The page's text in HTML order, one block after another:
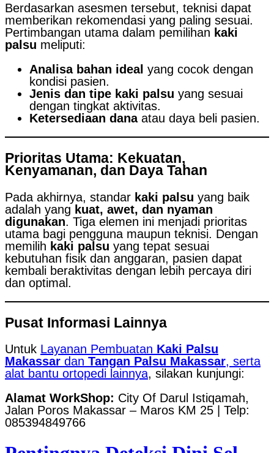
Berdasarkan asesmen tersebut, teknisi dapat
memberikan rekomendasi yang paling sesuai.
Pertimbangan utama dalam pemilihan kaki
palsu meliputi:
Analisa bahan ideal yang cocok dengan
kondisi pasien.
Jenis dan tipe kaki palsu yang sesuai
dengan tingkat aktivitas.
Ketersediaan danaatau daya beli pasien.
Prioritas Utama: Kekuatan,
Kenyamanan, dan Daya Tahan
Pada akhirnya, standar kaki palsu yang baik
adalah yang kuat, awet, dan nyaman
digunakan. Tiga elemen ini menjadi prioritas
utama bagi pengguna maupun teknisi. Dengan
memilih kaki palsu yang tepat sesuai
kebutuhan fisik dan anggaran, pasien dapat
kembali beraktivitas dengan lebih percaya diri
dan optimal.
Pusat Informasi Lainnya
Untuk Layanan Pembuatan Kaki Palsu
Makassar dan Tangan Palsu Makassar, serta
alat bantu ortopedi lainnya, silakan kunjungi:
Alamat WorkShop: City Of Darul Istiqamah,
Jalan Poros Makassar – Maros KM 25 | Telp:
085394849766